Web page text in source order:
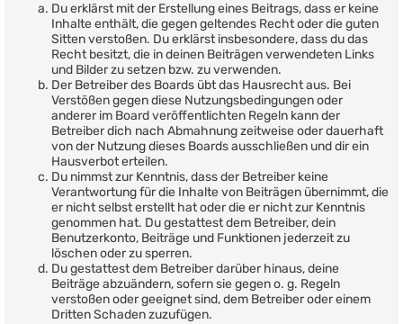
Du erklärst mit der Erstellung eines Beitrags, dass er keine
Inhalte enthält, die gegen geltendes Recht oder die guten
Sitten verstoßen. Du erklärst insbesondere, dass du das
Recht besitzt, die in deinen Beiträgen verwendeten Links
und Bilder zu setzen bzw. zu verwenden.
Der Betreiber des Boards übt das Hausrecht aus. Bei
Verstößen gegen diese Nutzungsbedingungen oder
anderer im Board veröffentlichten Regeln kann der
Betreiber dich nach Abmahnung zeitweise oder dauerhaft
von der Nutzung dieses Boards ausschließen und dir ein
Hausverbot erteilen.
Du nimmst zur Kenntnis, dass der Betreiber keine
Verantwortung für die Inhalte von Beiträgen übernimmt, die
er nicht selbst erstellt hat oder die er nicht zur Kenntnis
genommen hat. Du gestattest dem Betreiber, dein
Benutzerkonto, Beiträge und Funktionen jederzeit zu
löschen oder zu sperren.
Du gestattest dem Betreiber darüber hinaus, deine
Beiträge abzuändern, sofern sie gegen o. g. Regeln
verstoßen oder geeignet sind, dem Betreiber oder einem
Dritten Schaden zuzufügen.